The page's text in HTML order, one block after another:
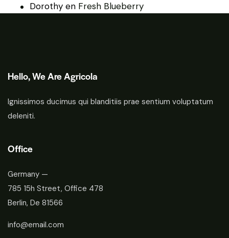
Dorothy en Fresh Blueberry
Hello, We Are Agricola
Ignissimos ducimus qui blanditiis prae sentium voluptatum
deleniti.
Office
Germany —
785 15h Street, Office 478
Berlin, De 81566
info@email.com